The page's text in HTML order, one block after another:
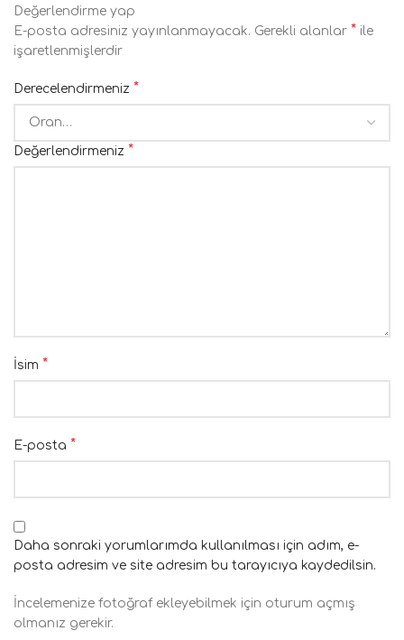
Değerlendirme yap
E-posta adresiniz yayınlanmayacak. Gerekli alanlar * ile
işaretlenmişlerdir
Derecelendirmeniz *
Değerlendirmeniz *
İsim *
E-posta *
Daha sonraki yorumlarımda kullanılması için adım, e-
posta adresim ve site adresim bu tarayıcıya kaydedilsin.
İncelemenize fotoğraf ekleyebilmek için oturum açmış
olmanız gerekir.